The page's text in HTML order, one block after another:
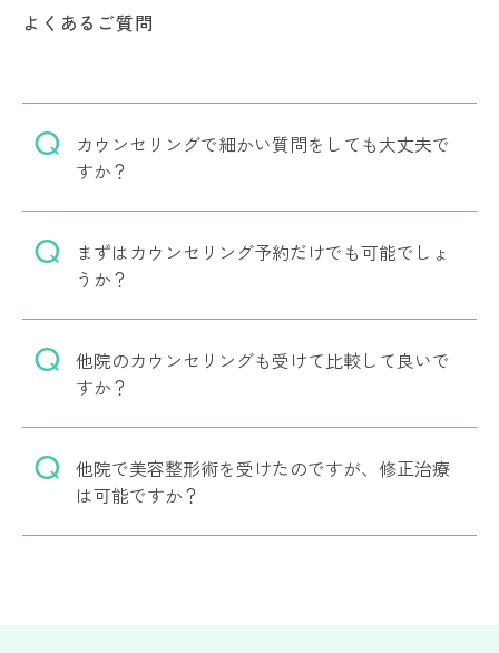
よくあるご質問
カウンセリングで細かい質問をしても大丈夫で
すか？
まずはカウンセリング予約だけでも可能でしょ
うか？
他院のカウンセリングも受けて比較して良いで
すか？
他院で美容整形術を受けたのですが、修正治療
は可能ですか？